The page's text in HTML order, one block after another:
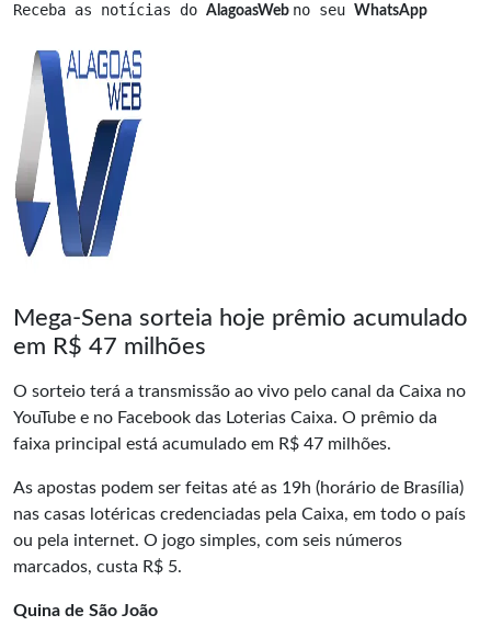
Receba as notícias do AlagoasWeb no seu WhatsApp
Mega-Sena sorteia hoje prêmio acumulado
em R$ 47 milhões
O sorteio terá a transmissão ao vivo pelo canal da Caixa no
YouTube e no Facebook das Loterias Caixa. O prêmio da
faixa principal está acumulado em R$ 47 milhões.
As apostas podem ser feitas até as 19h (horário de Brasília)
nas casas lotéricas credenciadas pela Caixa, em todo o país
ou pela internet. O jogo simples, com seis números
marcados, custa R$ 5.
Quina de São João